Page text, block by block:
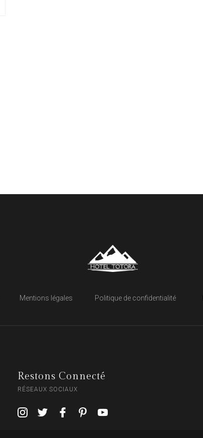
Mentions légales Politique de confidentialité
Restons Connecté
RÉSEAUX SOCIAUX